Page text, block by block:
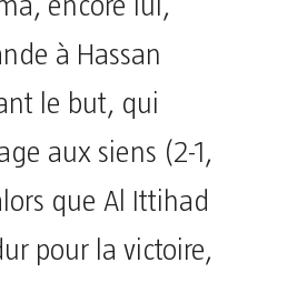
encore lui,
à Hassan
le but, qui
aux siens (2-1,
que Al Ittihad
pour la victoire,